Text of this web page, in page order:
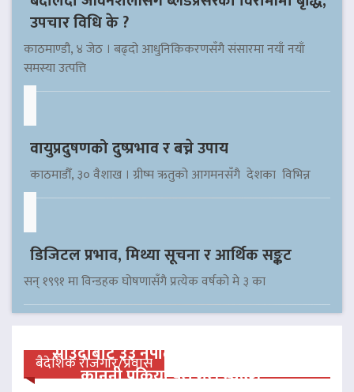
उपचार विधि के ?
काठमाण्डौ, ४ जेठ । बढ्दो आधुनिकिकरणसँगै संसारमा नयाँ नयाँ
समस्या उत्पत्ति
वायुप्रदुषणको दुष्प्रभाव र बच्ने उपाय
काठमाडौँ, ३० वैशाख । ग्रीष्म ऋतुको आगमनसँगै देशका विभिन्न
डिजिटल प्रभाव, मिथ्या सूचना र आर्थिक सङ्कट
सन् १९९१ मा विन्डहक घोषणासँगै प्रत्येक वर्षको मे ३ का
बैदेशिक रोजगार/प्रवास
साउदीबाट ३३ नेपाली कैदीलाई आममाफी,
कानुनी प्रक्रिया पूरा गरी स्वदेश…